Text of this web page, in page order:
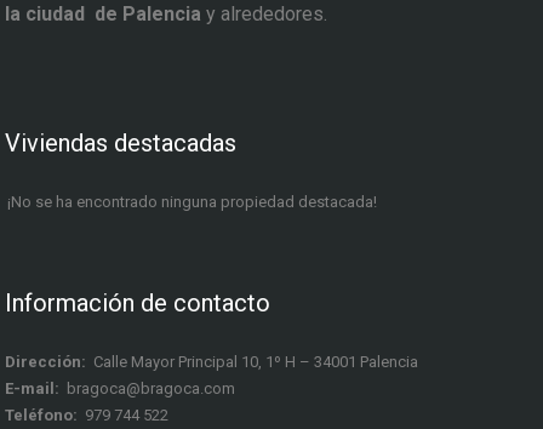
la ciudad de Palencia y alrededores.
Viviendas destacadas
¡No se ha encontrado ninguna propiedad destacada!
Información de contacto
Dirección: Calle Mayor Principal 10, 1º H – 34001 Palencia
E-mail: bragoca@bragoca.com
Teléfono: 979 744 522